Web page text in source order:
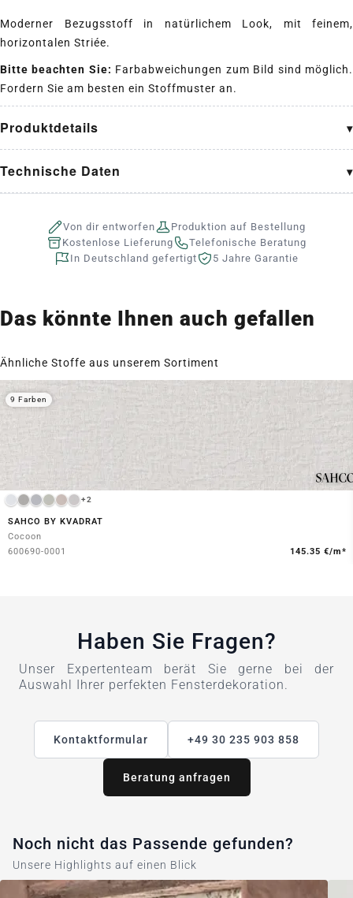
Moderner Bezugsstoff in natürlichem Look, mit feinem,
horizontalen Striée.
Bitte beachten Sie: Farbabweichungen zum Bild sind möglich.
Fordern Sie am besten ein Stoffmuster an.
Produktdetails
Technische Daten
Von dir entworfen
Produktion auf Bestellung
Kostenlose Lieferung
Telefonische Beratung
In Deutschland gefertigt
5 Jahre Garantie
Das könnte Ihnen auch gefallen
Ähnliche Stoffe aus unserem Sortiment
+2
SAHCO BY KVADRAT
Cocoon
600690-0001
145.35 €/m*
9 Farben
Haben Sie Fragen?
Unser Expertenteam berät Sie gerne bei der
Auswahl Ihrer perfekten Fensterdekoration.
Kontaktformular +49 30 235 903 858
Beratung anfragen
Noch nicht das Passende gefunden?
Unsere Highlights auf einen Blick